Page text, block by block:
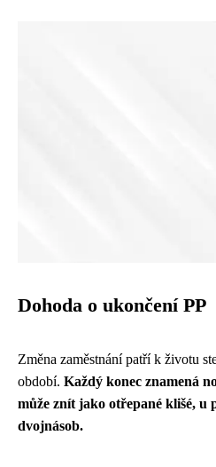
Dohoda o ukončení PP
Změna zaměstnání patří k životu
období. Každý konec znamená
může znít jako otřepané klišé, u
dvojnásob.